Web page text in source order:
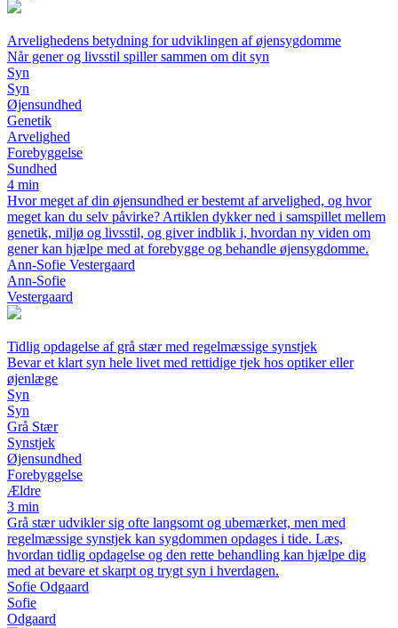
Arvelighedens betydning for udviklingen af øjensygdomme
Når gener og livsstil spiller sammen om dit syn
Syn
Syn
Øjensundhed
Genetik
Arvelighed
Forebyggelse
Sundhed
4 min
Hvor meget af din øjensundhed er bestemt af arvelighed, og hvor
meget kan du selv påvirke? Artiklen dykker ned i samspillet mellem
genetik, miljø og livsstil, og giver indblik i, hvordan ny viden om
gener kan hjælpe med at forebygge og behandle øjensygdomme.
Ann-Sofie Vestergaard
Ann-Sofie
Vestergaard
Tidlig opdagelse af grå stær med regelmæssige synstjek
Bevar et klart syn hele livet med rettidige tjek hos optiker eller
øjenlæge
Syn
Syn
Grå Stær
Synstjek
Øjensundhed
Forebyggelse
Ældre
3 min
Grå stær udvikler sig ofte langsomt og ubemærket, men med
regelmæssige synstjek kan sygdommen opdages i tide. Læs,
hvordan tidlig opdagelse og den rette behandling kan hjælpe dig
med at bevare et skarpt og trygt syn i hverdagen.
Sofie Odgaard
Sofie
Odgaard